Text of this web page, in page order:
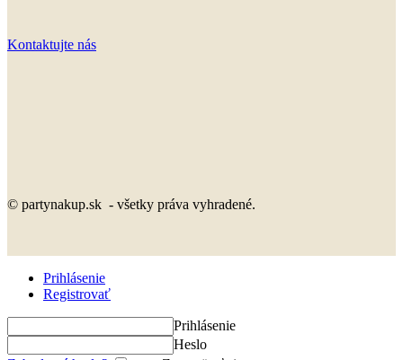
Kontaktujte nás
© partynakup.sk - všetky práva vyhradené.
Prihlásenie
Registrovať
Prihlásenie
Heslo